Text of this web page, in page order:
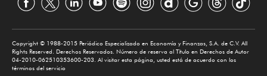
Copyright © 1988-2015 Periódico Especializado en Economía y Finanzas, S.A. de C.V. All
Rights Reserved. Derechos Reservados. Número de reserva al Título en Derechos de Autor
04-2010-062510353600-203. Al visitar esta página, usted está de acuerdo con los
términos del servicio